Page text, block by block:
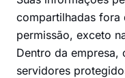
compartilhadas fora
permissão, exceto
Dentro da empresa,
servidores